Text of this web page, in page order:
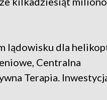
lądowisku dla
Centralna
Terapia.